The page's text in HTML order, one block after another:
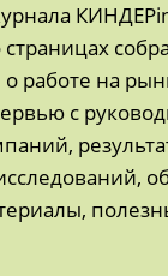
работе на
с